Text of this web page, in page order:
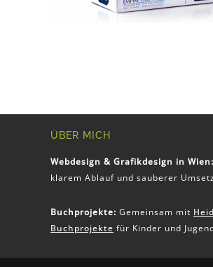
ÜBER MICH
Webdesign & Grafikdesign in Wien:
klarem Ablauf und sauberer
Buchprojekte: Gemeinsam mit
Buchprojekte für Kinder und